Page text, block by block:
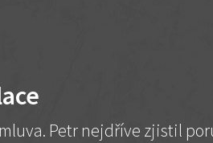
Petr nejdříve zjistil